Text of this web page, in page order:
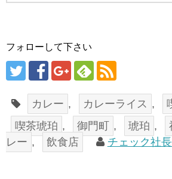
フォローして下さい
カレー , カレーライス ,
喫茶琥珀 , 御門町 , 琥珀 ,
レー , 飲食店 チェック社